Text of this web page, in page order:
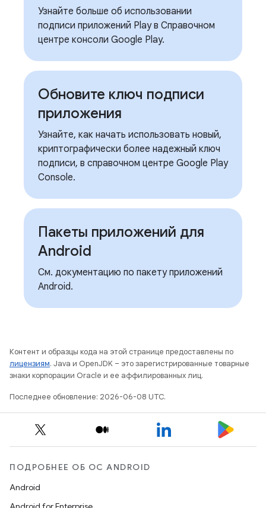
Узнайте больше об использовании
подписи приложений Play в Справочном
центре консоли Google Play.
Обновите ключ подписи
приложения
Узнайте, как начать использовать новый,
криптографически более надежный ключ
подписи, в справочном центре Google Play
Console.
Пакеты приложений для
Android
См. документацию по пакету приложений
Android.
Контент и образцы кода на этой странице предоставлены по
лицензиям. Java и OpenJDK – это зарегистрированные товарные
знаки корпорации Oracle и ее аффилированных лиц.
Последнее обновление: 2026-06-08 UTC.
ПОДРОБНЕЕ ОБ ОС ANDROID
Android